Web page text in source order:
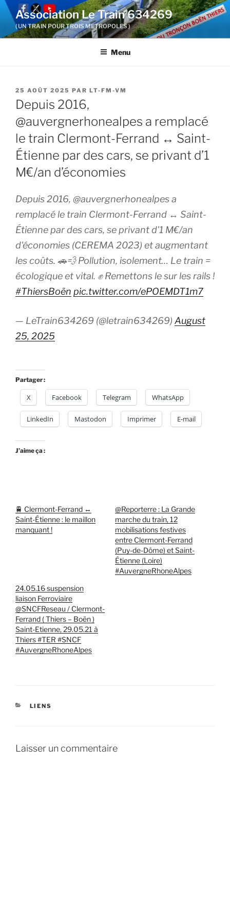
Aller
contenu
Association Le Train 634269
( UN TRAIN POUR TROIS METROPOLES )
Menu
PUBLIÉ
LE
25 AOÛT 2025 PAR LT-FM-VM
Depuis 2016,
@auvergnerhonealpes a remplacé
le train Clermont-Ferrand ↔ Saint-
Étienne par des cars, se privant d’1
M€/an d’économies
Depuis 2016, @auvergnerhonealpes a
remplacé le train Clermont-Ferrand ↔ Saint-
Étienne par des cars, se privant d'1 M€/an
d'économies (CEREMA 2023) et augmentant
les coûts. 🚗💨 Pollution, isolement… Le train =
écologique et vital. ✊ Remettons le sur les rails !
#ThiersBoën pic.twitter.com/ePOEMDT1m7
— LeTrain634269 (@letrain634269) August
25, 2025
Partager :
X Facebook Telegram WhatsApp
LinkedIn Mastodon Imprimer E-mail
J’aime ça :
🚆 Clermont-Ferrand ↔
Saint-Étienne : le maillon
manquant !
@Reporterre : La Grande
marche du train, 12
mobilisations festives
entre Clermont-Ferrand
(Puy-de-Dôme) et Saint-
Étienne (Loire)
#AuvergneRhoneAlpes
24.05.16 suspension
liaison Ferroviaire
@SNCFReseau / Clermont-
Ferrand ( Thiers – Boën )
Saint-Etienne, 29.05.21 à
Thiers #TER #SNCF
#AuvergneRhoneAlpes
CATÉGORIES
LIENS
Laisser un commentaire